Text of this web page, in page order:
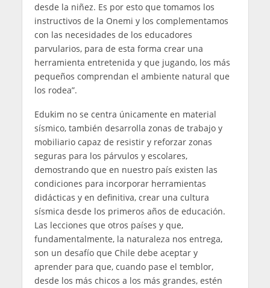
desde la niñez. Es por esto que tomamos los
instructivos de la Onemi y los complementamos
con las necesidades de los educadores
parvularios, para de esta forma crear una
herramienta entretenida y que jugando, los más
pequeños comprendan el ambiente natural que
los rodea”.
Edukim no se centra únicamente en material
sísmico, también desarrolla zonas de trabajo y
mobiliario capaz de resistir y reforzar zonas
seguras para los párvulos y escolares,
demostrando que en nuestro país existen las
condiciones para incorporar herramientas
didácticas y en definitiva, crear una cultura
sísmica desde los primeros años de educación.
Las lecciones que otros países y que,
fundamentalmente, la naturaleza nos entrega,
son un desafío que Chile debe aceptar y
aprender para que, cuando pase el temblor,
desde los más chicos a los más grandes, estén